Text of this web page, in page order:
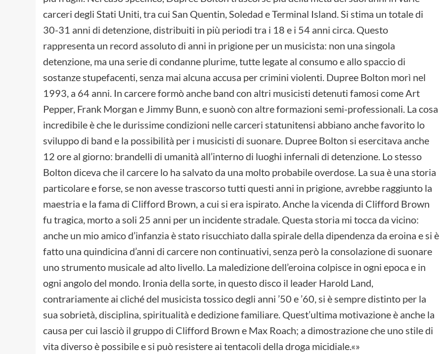
carceri degli Stati Uniti, tra cui San Quentin, Soledad e Terminal Island. Si stima un totale di
30-31 anni di detenzione, distribuiti in più periodi tra i 18 e i 54 anni circa. Questo
rappresenta un record assoluto di anni in prigione per un musicista: non una singola
detenzione, ma una serie di condanne plurime, tutte legate al consumo e allo spaccio di
sostanze stupefacenti, senza mai alcuna accusa per crimini violenti. Dupree Bolton morì nel
1993, a 64 anni. In carcere formò anche band con altri musicisti detenuti famosi come Art
Pepper, Frank Morgan e Jimmy Bunn, e suonò con altre formazioni semi-professionali. La cosa
incredibile è che le durissime condizioni nelle carceri statunitensi abbiano anche favorito lo
sviluppo di band e la possibilità per i musicisti di suonare. Dupree Bolton si esercitava anche
12 ore al giorno: brandelli di umanità all’interno di luoghi infernali di detenzione. Lo stesso
Bolton diceva che il carcere lo ha salvato da una molto probabile overdose. La sua è una storia
particolare e forse, se non avesse trascorso tutti questi anni in prigione, avrebbe raggiunto la
maestria e la fama di Clifford Brown, a cui si era ispirato. Anche la vicenda di Clifford Brown
fu tragica, morto a soli 25 anni per un incidente stradale. Questa storia mi tocca da vicino:
anche un mio amico d’infanzia è stato risucchiato dalla spirale della dipendenza da eroina e si è
fatto una quindicina d’anni di carcere non continuativi, senza però la consolazione di suonare
uno strumento musicale ad alto livello. La maledizione dell’eroina colpisce in ogni epoca e in
ogni angolo del mondo. Ironia della sorte, in questo disco il leader Harold Land,
contrariamente ai cliché del musicista tossico degli anni ’50 e ’60, si è sempre distinto per la
sua sobrietà, disciplina, spiritualità e dedizione familiare. Quest’ultima motivazione è anche la
causa per cui lasciò il gruppo di Clifford Brown e Max Roach; a dimostrazione che uno stile di
vita diverso è possibile e si può resistere ai tentacoli della droga micidiale.«»